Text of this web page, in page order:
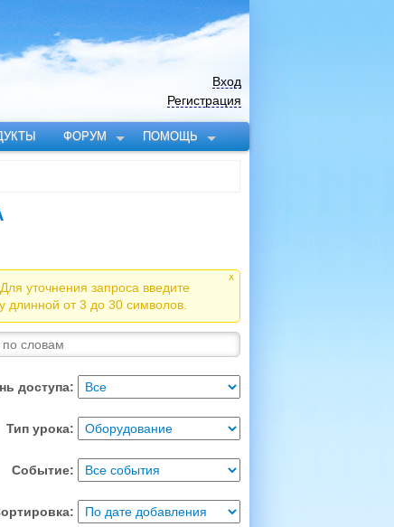
ФОРУМ ПОМОЩЬ
Вход
Регистрация
Для уточнения запроса введите
длинной от 3 до 30 символов.
x
доступа:
Тип урока:
Событие: